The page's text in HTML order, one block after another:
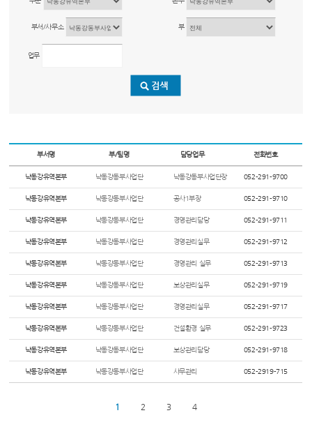
부서/사무소 부
업무
부서명 부/팀명 담당업무 전화번호
낙동강유역본부 낙동강동부사업단 낙동강동부사업단장 052-291-9700
낙동강유역본부 낙동강동부사업단 공사1부장 052-291-9710
낙동강유역본부 낙동강동부사업단 경영관리담당 052-291-9711
낙동강유역본부 낙동강동부사업단 경영관리실무 052-291-9712
낙동강유역본부 낙동강동부사업단 경영관리 실무 052-291-9713
낙동강유역본부 낙동강동부사업단 보상관리실무 052-291-9719
낙동강유역본부 낙동강동부사업단 경영관리실무 052-291-9717
낙동강유역본부 낙동강동부사업단 건설환경 실무 052-291-9723
낙동강유역본부 낙동강동부사업단 보상관리담당 052-291-9718
낙동강유역본부 낙동강동부사업단 사무관리 052-2919-715
1 2 3 4